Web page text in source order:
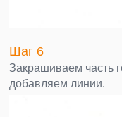
Шаг 6
Закрашиваем часть
добавляем линии.